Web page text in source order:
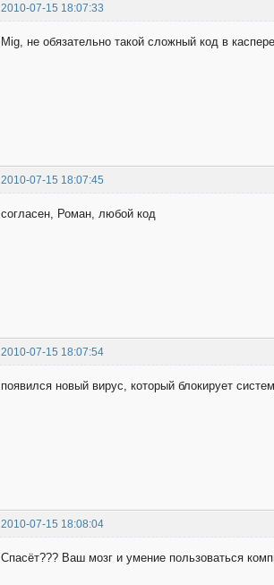
2010-07-15 18:07:33
Mig, не обязательно такой сложный код в
2010-07-15 18:07:45
согласен, Роман, любой код
2010-07-15 18:07:54
появился новый вирус, который блокирует
2010-07-15 18:08:04
Спасёт??? Ваш мозг и умение пользоваться